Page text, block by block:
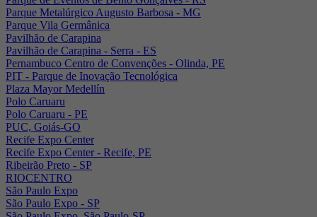
Parque Metalúrgico Augusto Barbosa - MG
Parque Vila Germânica
Pavilhão de Carapina
Pavilhão de Carapina - Serra - ES
Pernambuco Centro de Convenções - Olinda, PE
PIT - Parque de Inovação Tecnológica
Plaza Mayor Medellín
Polo Caruaru
Polo Caruaru - PE
PUC, Goiás-GO
Recife Expo Center
Recife Expo Center - Recife, PE
Ribeirão Preto - SP
RIOCENTRO
São Paulo Expo
São Paulo Expo - SP